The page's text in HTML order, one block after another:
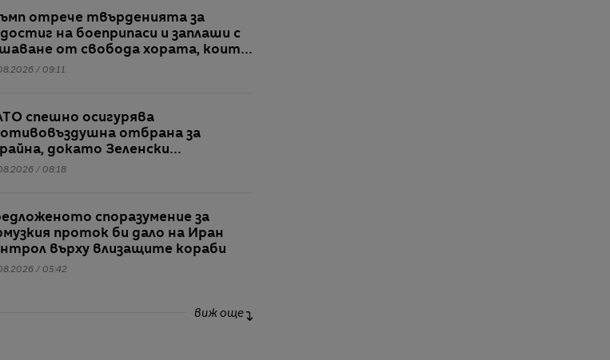
отрече твърденията за
на боеприпаси и заплаши с
от свобода хората, които
подобна
/ 09:11
спешно осигурява
отбрана за
докато Зеленски
за рязък ръст в
/ 08:18
споразумение за
проток би дало на Иран
върху влизащите кораби
/ 05:42
виж още